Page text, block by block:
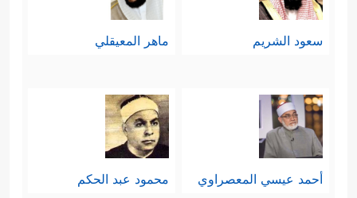
سعود الشريم ماهر المعيقلي
أحمد عيسي المعصراوي محمود عبد الحكم